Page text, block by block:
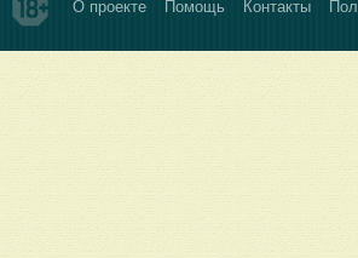
О проекте Помощь Контакты